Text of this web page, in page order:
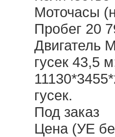
Моточасы
Пробег 20
Двигатель
гусек 43,5
гусек.
Под заказ
Цена (УЕ